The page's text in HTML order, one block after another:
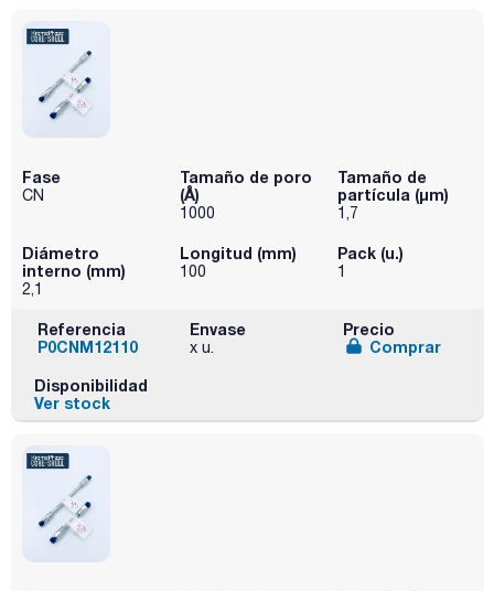
Fase
CN
Tamaño de poro
(Å)
1000
Tamaño de
partícula (μm)
1,7
Diámetro
interno (mm)
2,1
Longitud (mm)
100
Pack (u.)
1
Referencia
P0CNM12110
Envase
x u.
Precio
Comprar
Disponibilidad
Ver stock